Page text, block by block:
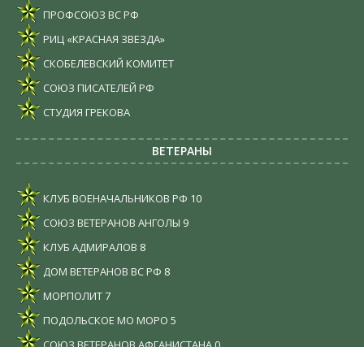
ПРОФСОЮЗ ВС РФ
РИЦ «КРАСНАЯ ЗВЕЗДА»
СКОБЕЛЕВСКИЙ КОМИТЕТ
СОЮЗ ПИСАТЕЛЕЙ РФ
СТУДИЯ ГРЕКОВА
ВЕТЕРАНЫ
КЛУБ ВОЕНАЧАЛЬНИКОВ РФ 10
СОЮЗ ВЕТЕРАНОВ АНГОЛЫ 9
КЛУБ АДМИРАЛОВ 8
ДОМ ВЕТЕРАНОВ ВС РФ 8
МОРПОЛИТ7
ПОДОЛЬСКОЕ МО МОРО 5